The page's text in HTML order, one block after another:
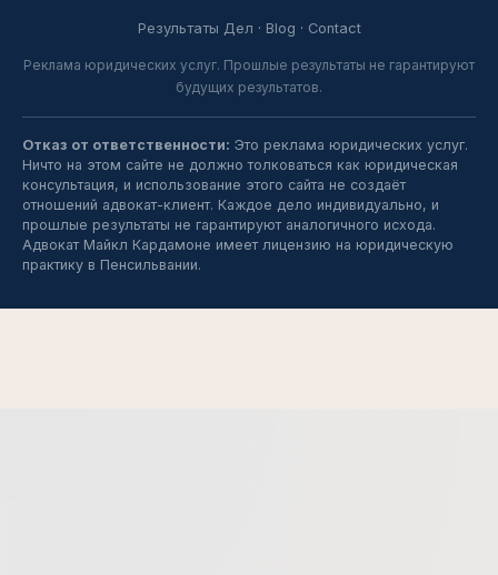
Результаты Дел · Blog · Contact
Реклама юридических услуг. Прошлые результаты не гарантируют
будущих результатов.
Отказ от ответственности: Это реклама юридических услуг.
Ничто на этом сайте не должно толковаться как юридическая
консультация, и использование этого сайта не создаёт
отношений адвокат-клиент. Каждое дело индивидуально, и
прошлые результаты не гарантируют аналогичного исхода.
Адвокат Майкл Кардамоне имеет лицензию на юридическую
практику в Пенсильвании.